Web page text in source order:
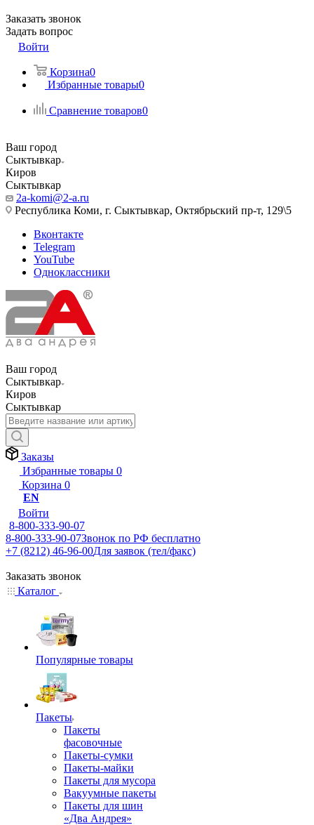
Заказать звонок
Задать вопрос
Войти
Корзина0
Избранные товары0
Сравнение товаров0
Ваш город
Сыктывкар
Киров
Сыктывкар
2a-komi@2-a.ru
Республика Коми, г. Сыктывкар, Октябрьский пр-т, 129\5
Вконтакте
Telegram
YouTube
Одноклассники
Ваш город
Сыктывкар
Киров
Сыктывкар
Заказы
Избранные товары 0
Корзина 0
EN
Войти
8-800-333-90-07
8-800-333-90-07Звонок по РФ бесплатно
+7 (8212) 46-96-00Для заявок (тел/факс)
Заказать звонок
Каталог
Популярные товары
Пакеты
Пакеты
фасовочные
Пакеты-сумки
Пакеты-майки
Пакеты для мусора
Вакуумные пакеты
Пакеты для шин
«Два Андрея»